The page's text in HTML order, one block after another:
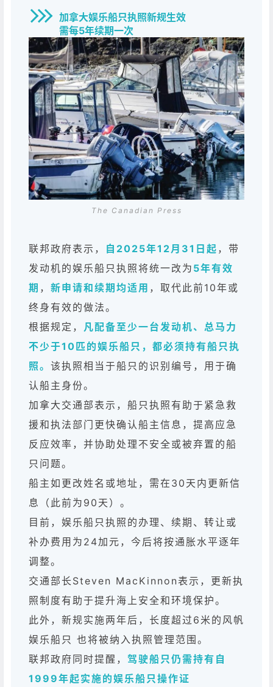
加拿大娱乐船只执照新规生效
需每5年续期一次
The Canadian Press
联邦政府表示， 自2025年12月31日起 ，带
发动机的娱乐船只执照将统一改为 5年有效
期 ， 新申请和续期均适用 ，取代此前10年或
终身有效的做法。
根据规定， 凡配备至少一台发动机、总马力
不少于10匹的娱乐船只，都必须持有船只执
照。 该执照相当于船只的识别编号，用于确
认船主身份。
加拿大交通部表示，船只执照有助于紧急救
援和执法部门更快确认船主信息，提高应急
反应效率，并协助处理不安全或被弃置的船
只问题。
船主如更改姓名或地址，需在30天内更新信
息（此前为90天）。
目前，娱乐船只执照的办理、续期、转让或
补办费用为24加元，今后将按通胀水平逐年
调整。
交通部长Steven MacKinnon表示，更新执
照制度有助于提升海上安全和环境保护。
此外，新规实施两年后，长度超过6米的风帆
娱乐船只 也将被纳入执照管理范围。
联邦政府同时提醒， 驾驶船只仍需持有自
1999年起实施的娱乐船只操作证